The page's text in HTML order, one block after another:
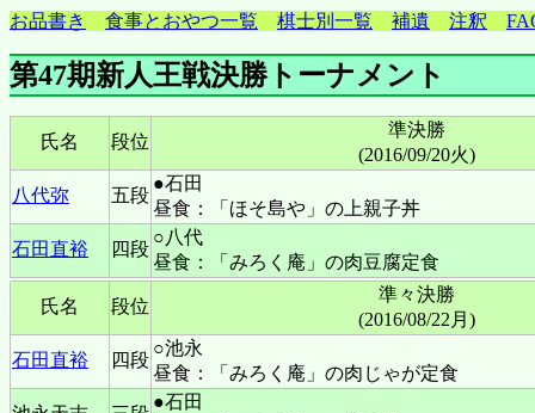
お品書き 食事とおやつ一覧 棋士別一覧 補遺 注釈
第47期新人王戦決勝トーナメント
氏名 段位
準決勝
(2016/09/20火)
八代弥
五段
●石田
昼食：「ほそ島や」の上親子丼
石田直裕
四段
○八代
昼食：「みろく庵」の肉豆腐定食
氏名 段位
準々決勝
(2016/08/22月)
石田直裕
四段
○池永
昼食：「みろく庵」の肉じゃが定食
●石田